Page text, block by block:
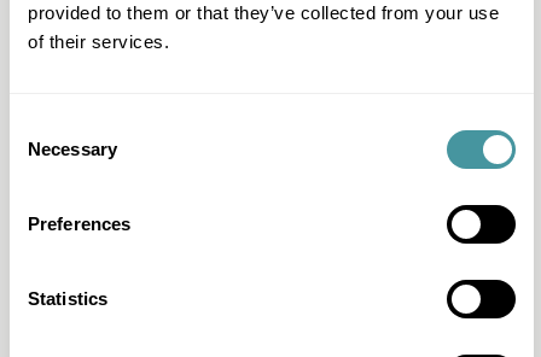
provided to them or that they’ve collected from your use
of their services.
Selection
Necessary
Preferences
Statistics
sécurité juridique
en mettant l'accent à la fois sur la résolution et la
prévention des conflits de paiement.
À propos de nous